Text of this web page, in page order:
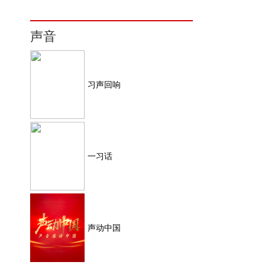
声音
习声回响
一习话
声动中国